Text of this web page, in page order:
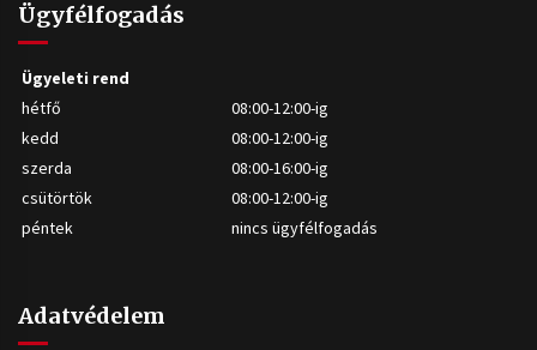
Ügyfélfogadás
Ügyeleti rend
hétfő
08:00-12:00-ig
kedd
08:00-12:00-ig
szerda
08:00-16:00-ig
csütörtök
08:00-12:00-ig
péntek
nincs ügyfélfogadás
Adatvédelem